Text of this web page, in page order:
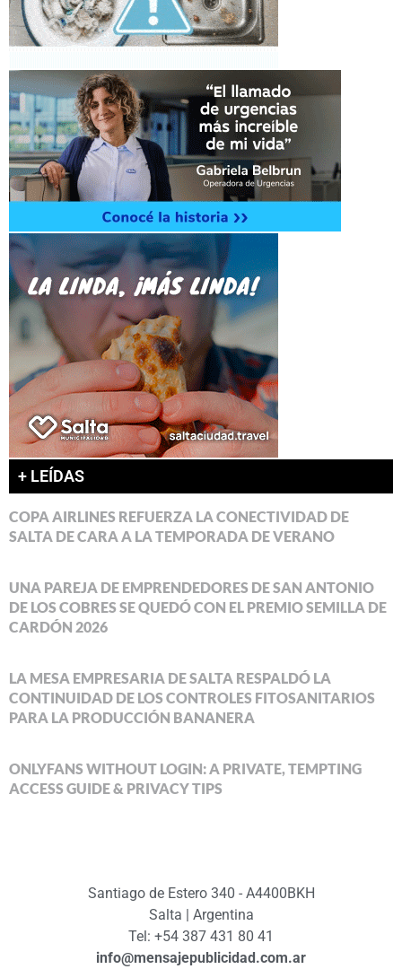
+ LEÍDAS
COPA AIRLINES REFUERZA LA CONECTIVIDAD DE
SALTA DE CARA A LA TEMPORADA DE VERANO
UNA PAREJA DE EMPRENDEDORES DE SAN ANTONIO
DE LOS COBRES SE QUEDÓ CON EL PREMIO SEMILLA DE
CARDÓN 2026
LA MESA EMPRESARIA DE SALTA RESPALDÓ LA
CONTINUIDAD DE LOS CONTROLES FITOSANITARIOS
PARA LA PRODUCCIÓN BANANERA
ONLYFANS WITHOUT LOGIN: A PRIVATE, TEMPTING
ACCESS GUIDE & PRIVACY TIPS
Santiago de Estero 340 - A4400BKH
Salta | Argentina
Tel: +54 387 431 80 41
info@mensajepublicidad.com.ar